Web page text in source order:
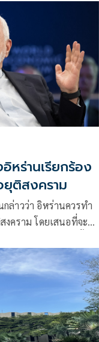
รามซึ่งยังคงเป็นเรื่อง
หร่านเรียกร้อง
ยุติสงคราม
ล่าวว่า อิหร่านควรทำ
งคราม โดยเสนอที่จะ
ว่ำบาตร